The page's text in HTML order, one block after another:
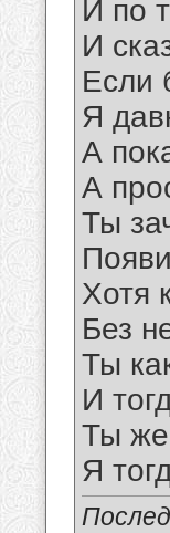
И по
И
Если
Я
А
А
Ты
Хотя
Без
Ты
И
Ты же
Я